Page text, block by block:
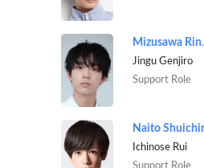
Jingu Genjiro
Support Role
Naito
Ichinose Rui
Support Role